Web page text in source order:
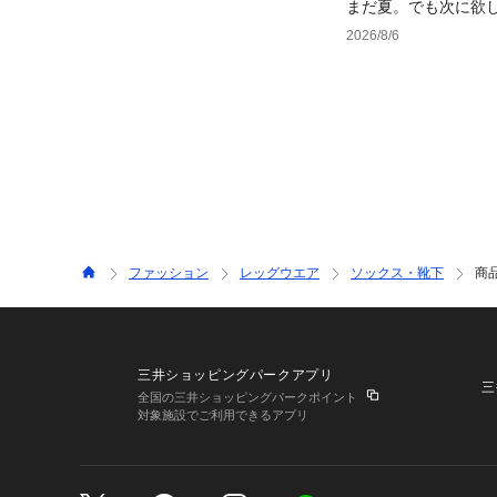
まだ夏。でも次に欲
2026/8/6
ファッション レッグウエア ソックス・靴下 商
三井ショッピングパークアプリ
全国の三井ショッピングパークポイント
対象施設でご利用できるアプリ